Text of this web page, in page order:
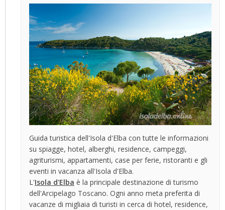
Guida turistica dell'Isola d'Elba con tutte le informazioni
su spiagge, hotel, alberghi, residence, campeggi,
agriturismi, appartamenti, case per ferie, ristoranti e gli
eventi in vacanza all'Isola d'Elba.
L'Isola d'Elba è la principale destinazione di turismo
dell'Arcipelago Toscano. Ogni anno meta preferita di
vacanze di migliaia di turisti in cerca di hotel, residence,